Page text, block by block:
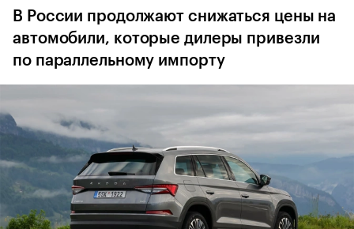
В России продолжают снижаться цены на
автомобили, которые дилеры привезли
по параллельному импорту